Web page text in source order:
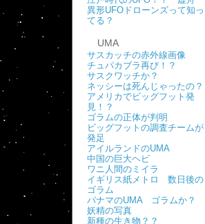
異形UFOドローンズって知っ
てる？
UMA
サスカッチの赤外線画像
チュパカブラ再び！？
サスクワッチか？
ネッシーは死んじゃったの？
アメリカでビッグフット発
見！？
ゴラムの正体が判明
ビッグフットの調査チームが
発足
アイルランドのUMA
中国の巨大ヘビ
ワニ人間のミイラ
イギリス紙メトロ 数日後の
ゴラム
パナマのUMA ゴラムか？
妖精の写真
新種の生き物？？